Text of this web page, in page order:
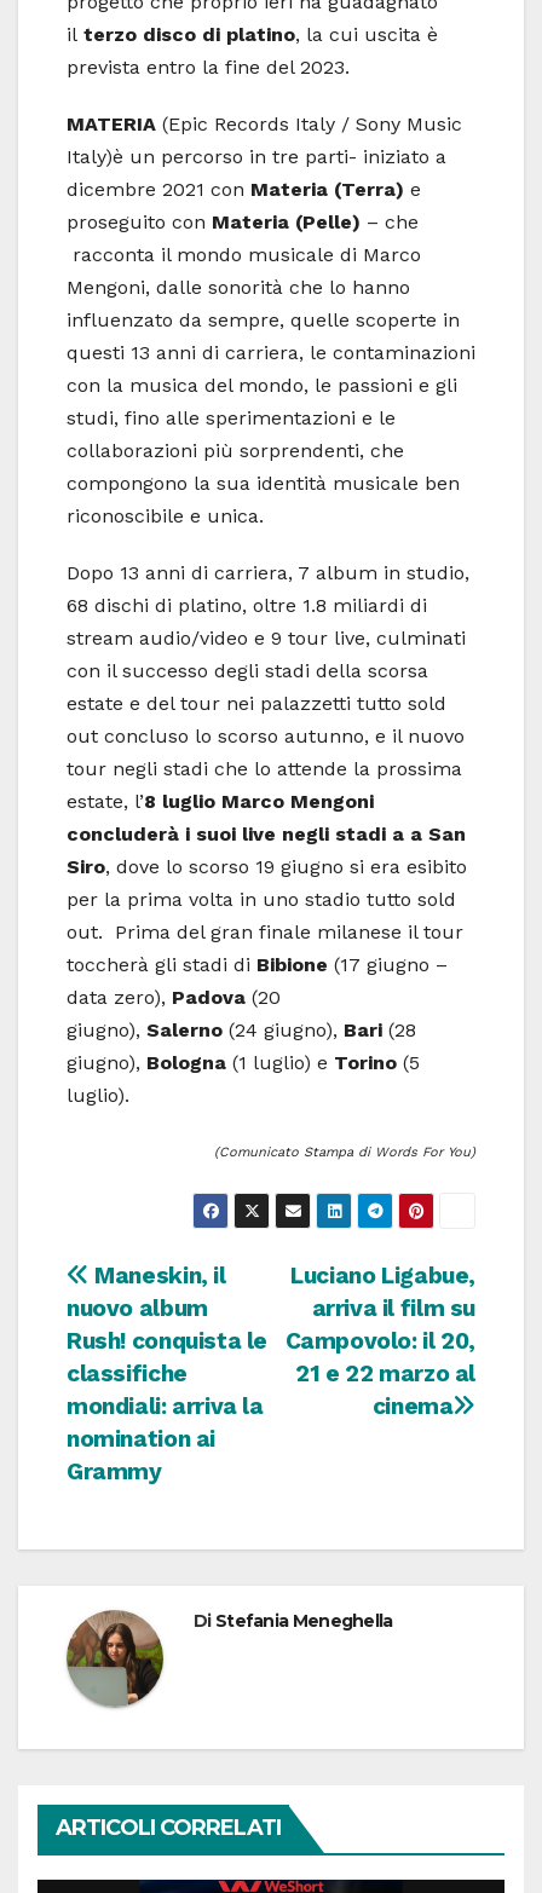
il terzo disco di platino, la cui uscita è
prevista entro la fine del 2023.
MATERIA (Epic Records Italy / Sony Music
Italy)è un percorso in tre parti- iniziato a
dicembre 2021 con Materia (Terra) e
proseguito con Materia (Pelle) – che
racconta il mondo musicale di Marco
Mengoni, dalle sonorità che lo hanno
influenzato da sempre, quelle scoperte in
questi 13 anni di carriera, le contaminazioni
con la musica del mondo, le passioni e gli
studi, fino alle sperimentazioni e le
collaborazioni più sorprendenti, che
compongono la sua identità musicale ben
riconoscibile e unica.
Dopo 13 anni di carriera, 7 album in studio,
68 dischi di platino, oltre 1.8 miliardi di
stream audio/video e 9 tour live, culminati
con il successo degli stadi della scorsa
estate e del tour nei palazzetti tutto sold
out concluso lo scorso autunno, e il nuovo
tour negli stadi che lo attende la prossima
estate, l’8 luglio Marco Mengoni
concluderà i suoi live negli stadi a a San
Siro, dove lo scorso 19 giugno si era esibito
per la prima volta in uno stadio tutto sold
out. Prima del gran finale milanese il tour
toccherà gli stadi di Bibione (17 giugno –
data zero), Padova (20
giugno), Salerno (24 giugno), Bari (28
giugno), Bologna (1 luglio) e Torino (5
luglio).
(Comunicato Stampa di Words For You)
Navigazione
articoli
Luciano Ligabue,
arriva il film su
Campovolo: il 20,
21 e 22 marzo al
cinema
Maneskin, il
nuovo album
Rush! conquista le
classifiche
mondiali: arriva la
nomination ai
Grammy
Di Stefania Meneghella
ARTICOLI CORRELATI